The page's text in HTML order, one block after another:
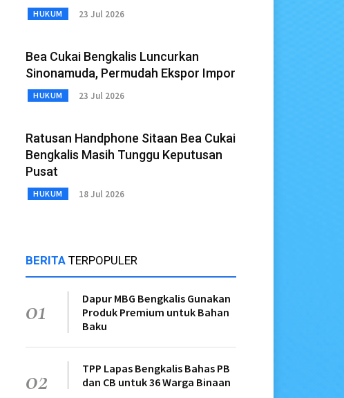
HUKUM 23 Jul 2026
Bea Cukai Bengkalis Luncurkan
Sinonamuda, Permudah Ekspor Impor
HUKUM 23 Jul 2026
Ratusan Handphone Sitaan Bea Cukai
Bengkalis Masih Tunggu Keputusan
Pusat
HUKUM 18 Jul 2026
BERITA TERPOPULER
01
Dapur MBG Bengkalis Gunakan
Produk Premium untuk Bahan
Baku
02
TPP Lapas Bengkalis Bahas PB
dan CB untuk 36 Warga Binaan